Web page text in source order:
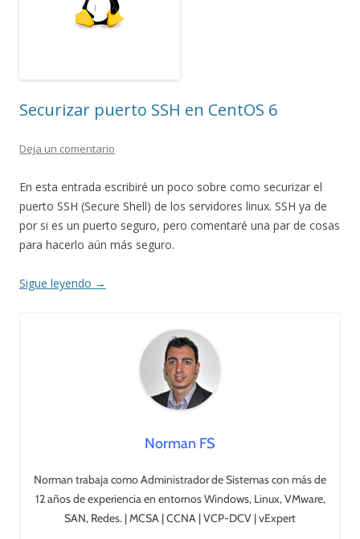
Securizar puerto SSH en CentOS 6
Deja un comentario
En esta entrada escribiré un poco sobre como securizar el
puerto SSH (Secure Shell) de los servidores linux. SSH ya de
por si es un puerto seguro, pero comentaré una par de cosas
para hacerlo aún más seguro.
Sigue leyendo →
Norman FS
Norman trabaja como Administrador de Sistemas con más de
12 años de experiencia en entornos Windows, Linux, VMware,
SAN, Redes. | MCSA | CCNA | VCP-DCV | vExpert